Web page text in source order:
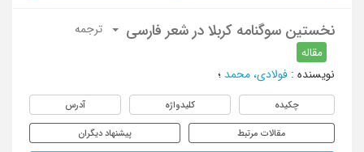
نخستین سوگنامه کربلا در شعر فارسی
مقاله
ترجمه
نویسنده : فولادی، محمد ؛
چکیده کلیدواژه آدرس
مقالات مرتبط پیشنهاد دیگران